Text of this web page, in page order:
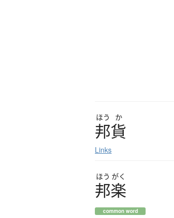
ほう か
邦貨
Links
ほう がく
邦楽
common word